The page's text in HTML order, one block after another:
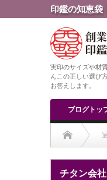
印鑑の知恵袋
実印のサイズや材
んこの正しい選び
お答えします。
ブログトッ
チタン会